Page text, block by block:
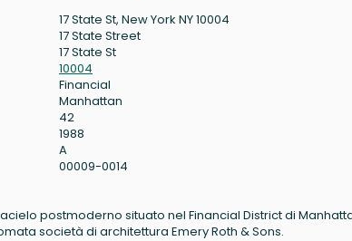
17 State St, New York NY 10004
17 State Street
17 State St
10004
Financial
Manhattan
42
1988
A
00009-0014
postmoderno situato nel Financial District di
società di architettura Emery Roth & Sons.